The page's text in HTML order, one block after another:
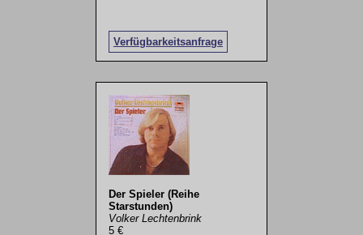
Verfügbarkeitsanfrage
Der Spieler (Reihe
Starstunden)
Volker Lechtenbrink
5 €